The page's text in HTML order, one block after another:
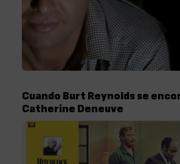
Cuando Burt Reynolds se
Catherine Deneuve